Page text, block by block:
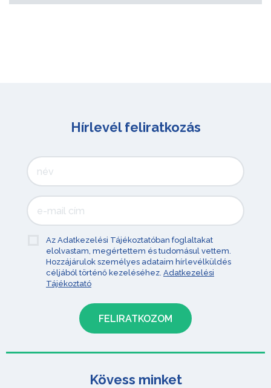
Hírlevél feliratkozás
Az Adatkezelési Tájékoztatóban foglaltakat
elolvastam, megértettem és tudomásul vettem.
Hozzájárulok személyes adataim hírlevélküldés
céljából történő kezeléséhez. Adatkezelési
Tájékoztató
Kövess minket